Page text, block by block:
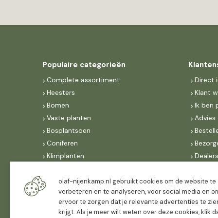
Populaire categorieën
Complete assortiment
Heesters
Bomen
Vaste planten
Bosplantsoen
Coniferen
Klimplanten
Dak, lei- & vormbomen
Dealers
Direct
Klant
Ik ben
Dealers
FAQ
olaf-nijenkamp.nl gebruikt cookies om de website te
verbeteren en te analyseren, voor social media en
ervoor te zorgen dat je relevante advertenties te
krijgt. Als je meer wilt weten over deze cookies, klik